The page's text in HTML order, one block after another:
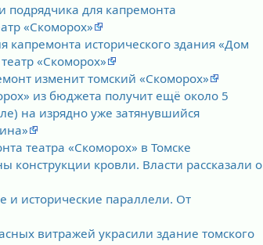
подрядчика для капремонта
«Скоморох»
капремонта исторического здания «Дом
«Скоморох»
изменит томский «Скоморох»
из бюджета получит ещё около 5
на изрядно уже затянувшийся
театра «Скоморох» в Томске
конструкции кровли. Власти рассказали о
и исторические параллели. От
витражей украсили здание томского